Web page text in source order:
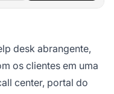
desk abrangente,
os clientes em uma
center, portal do